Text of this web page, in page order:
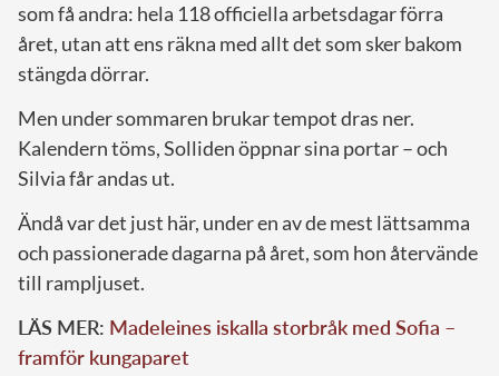
som få andra: hela 118 officiella arbetsdagar förra
året, utan att ens räkna med allt det som sker bakom
stängda dörrar.
Men under sommaren brukar tempot dras ner.
Kalendern töms, Solliden öppnar sina portar – och
Silvia får andas ut.
Ändå var det just här, under en av de mest lättsamma
och passionerade dagarna på året, som hon återvände
till rampljuset.
LÄS MER: Madeleines iskalla storbråk med Sofia –
framför kungaparet